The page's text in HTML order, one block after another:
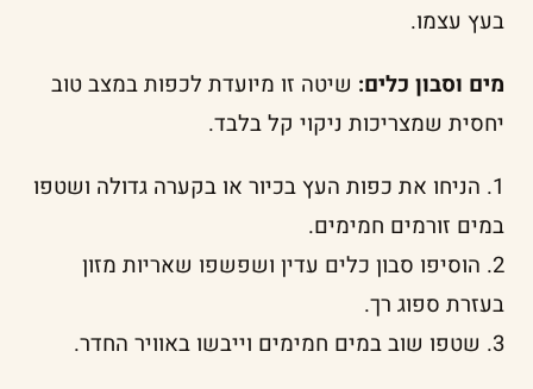
בעץ עצמו.
מים וסבון כלים: שיטה זו מיועדת לכפות במצב טוב
יחסית שמצריכות ניקוי קל בלבד.
1. הניחו את כפות העץ בכיור או בקערה גדולה ושטפו
במים זורמים חמימים.
2. הוסיפו סבון כלים עדין ושפשפו שאריות מזון
בעזרת ספוג רך.
3. שטפו שוב במים חמימים וייבשו באוויר החדר.